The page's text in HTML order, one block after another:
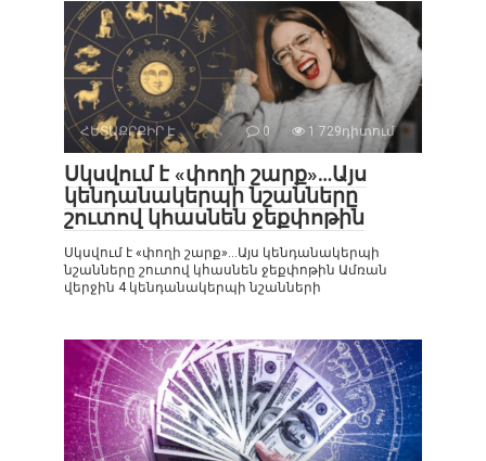
ՀԵՏԱՔՐՔԻՐ Է 0 1 729դիտում
Սկսվում է «փողի շարք»…Այս
կենդանակերպի նշանները
շուտով կհասնեն ջեքփոթին
Սկսվում է «փողի շարք»…Այս կենդանակերպի
նշանները շուտով կհասնեն ջեքփոթին Ամռան
վերջին 4 կենդանակերպի նշանների